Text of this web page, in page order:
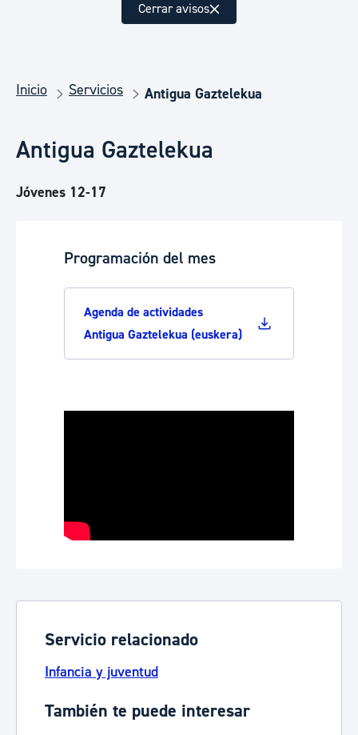
Cerrar avisos
Inicio Servicios Antigua Gaztelekua
Antigua Gaztelekua
Jóvenes 12-17
Programación del mes
Agenda de actividades
Antigua Gaztelekua (euskera)
Servicio relacionado
Infancia y juventud
También te puede interesar